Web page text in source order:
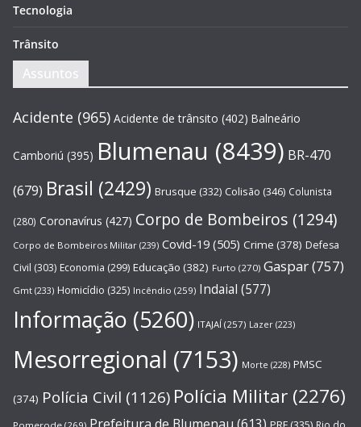
Tecnologia
Trânsito
Assuntos
Acidente (965) Acidente de trânsito (402) Balneário
Camboriú (395) Blumenau (8439) BR-470
(679) Brasil (2429) Brusque (332) Colisão (346) Colunista
(280) Coronavírus (427) Corpo de Bombeiros (1294)
Corpo de Bombeiros Militar (239) Covid-19 (505) Crime (378) Defesa
Civil (303) Economia (299) Educação (382) Furto (270) Gaspar(757)
Gmt (233) Homicídio (325) Incêndio (259) Indaial (577)
Informação (5260) ITAJAÍ (257) Lazer (223)
Mesorregional (7153) Morte (228) PMSC
(374) Polícia Civil (1126) Polícia Militar (2276)